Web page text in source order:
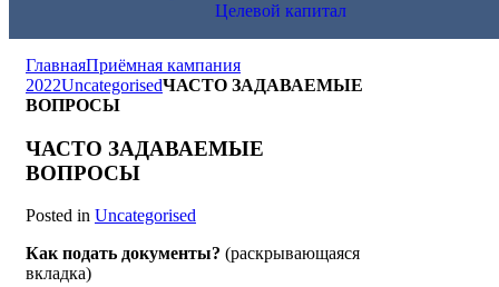
Целевой капитал
ГлавнаяПриёмная кампания
2022UncategorisedЧАСТО ЗАДАВАЕМЫЕ
ВОПРОСЫ
ЧАСТО ЗАДАВАЕМЫЕ
ВОПРОСЫ
Posted in Uncategorised
Как подать документы? (раскрывающаяся
вкладка)